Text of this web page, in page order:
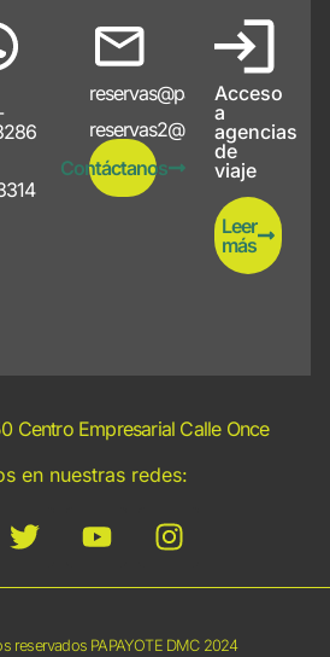
reservas@papayote.com
reservas2@papayote.com
Contáctanos
Acceso
a
agencias
de
viaje
Leer
más
Centro Empresarial Calle Once
en nuestras redes:
reservados PAPAYOTE DMC 2024